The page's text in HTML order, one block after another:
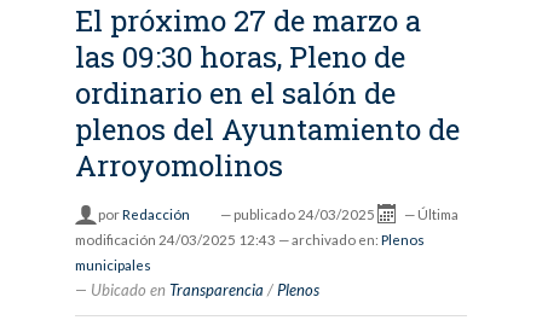
El próximo 27 de marzo a
las 09:30 horas, Pleno de
ordinario en el salón de
plenos del Ayuntamiento de
Arroyomolinos
porRedacción — publicado 24/03/2025 — Última
modificación 24/03/2025 12:43 — archivado en: Plenos
municipales
Ubicado en Transparencia /Plenos